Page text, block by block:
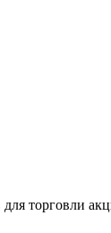
торговли